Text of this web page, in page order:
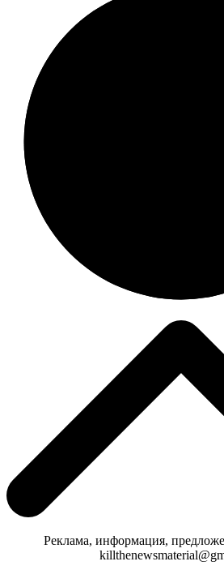
Реклама, информация,